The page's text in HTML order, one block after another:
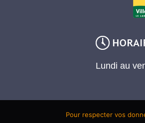
Lundi au
Pour respecter vos